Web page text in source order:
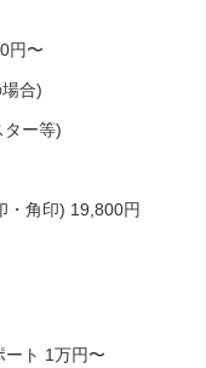
円〜
合)
ター等)
・角印) 19,800円
ート 1万円〜